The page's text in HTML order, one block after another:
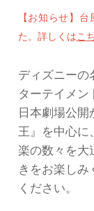
【お知らせ】
た。詳しくは こ
ディズニーの
ターテイメン
日本劇場公
王』を中心に
楽の数々を大
きをお楽し
ください。